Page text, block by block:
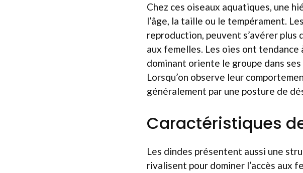
Chez ces oiseaux aquatiques, une
l’âge, la taille ou le tempérament.
reproduction, peuvent s’avérer plus
aux femelles. Les oies ont
dominant oriente le groupe dans
Lorsqu’on observe leur
généralement par une posture de
Caractéristiques
Les dindes présentent aussi une
rivalisent pour dominer l’accès aux